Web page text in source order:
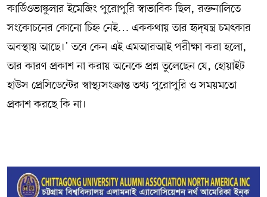
কার্ডিওভাস্কুলার ইমেজিং পুরোপুরি স্বাভাবিক ছিল, রক্তনালিতে
সংকোচনের কোনো চিহ্ন নেই… এককথায় তার হৃদ্‌যন্ত্র চমৎকার
অবস্থায় আছে।’ তবে কেন এই এমআরআই পরীক্ষা করা হলো,
তার কারণ প্রকাশ না করায় অনেকে প্রশ্ন তুলেছেন যে, হোয়াইট
হাউস প্রেসিডেন্টের স্বাস্থ্যসংক্রান্ত তথ্য পুরোপুরি ও সময়মতো
প্রকাশ করছে কি না।